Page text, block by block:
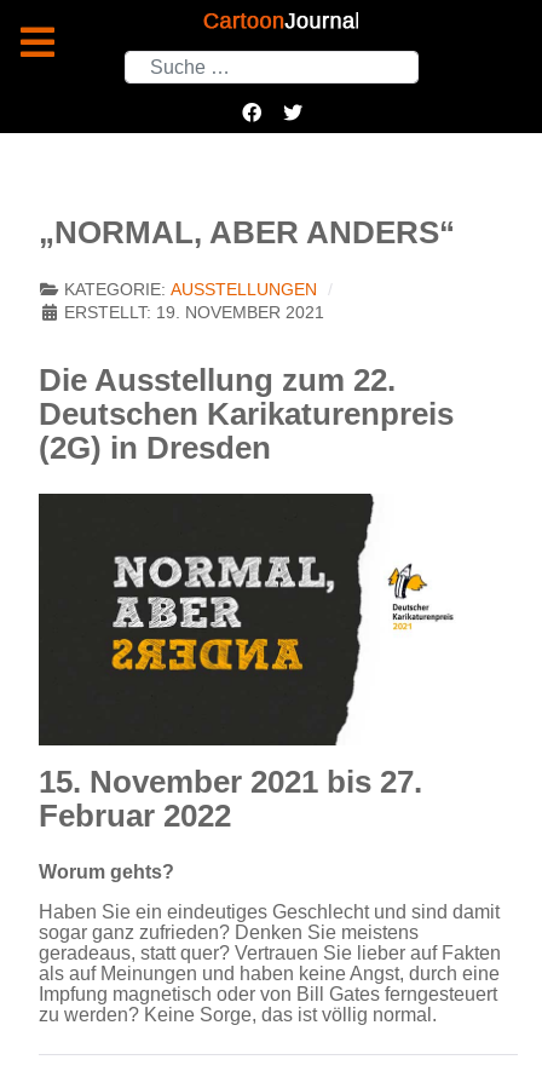
Suchen
„NORMAL, ABER ANDERS“
KATEGORIE: AUSSTELLUNGEN
ERSTELLT: 19. NOVEMBER 2021
Die Ausstellung zum 22.
Deutschen Karikaturenpreis
(2G) in Dresden
15. November 2021 bis 27.
Februar 2022
Worum gehts?
Haben Sie ein eindeutiges Geschlecht und sind damit
sogar ganz zufrieden? Denken Sie meistens
geradeaus, statt quer? Vertrauen Sie lieber auf Fakten
als auf Meinungen und haben keine Angst, durch eine
Impfung magnetisch oder von Bill Gates ferngesteuert
zu werden? Keine Sorge, das ist völlig normal.